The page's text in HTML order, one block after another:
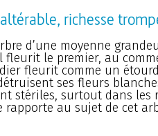
richesse
d’une moyenne
fleurit le premier, au
fleurit comme un
ses fleurs
stériles, surtout dans les
rapporte au sujet de cet